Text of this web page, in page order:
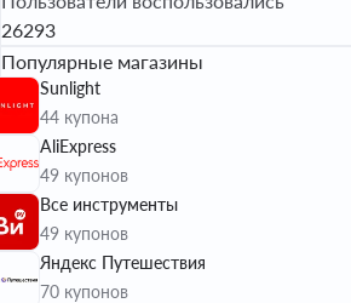
26293
Популярные магазины
Sunlight
44 купона
AliExpress
49 купонов
Все инструменты
49 купонов
Яндекс Путешествия
70 купонов